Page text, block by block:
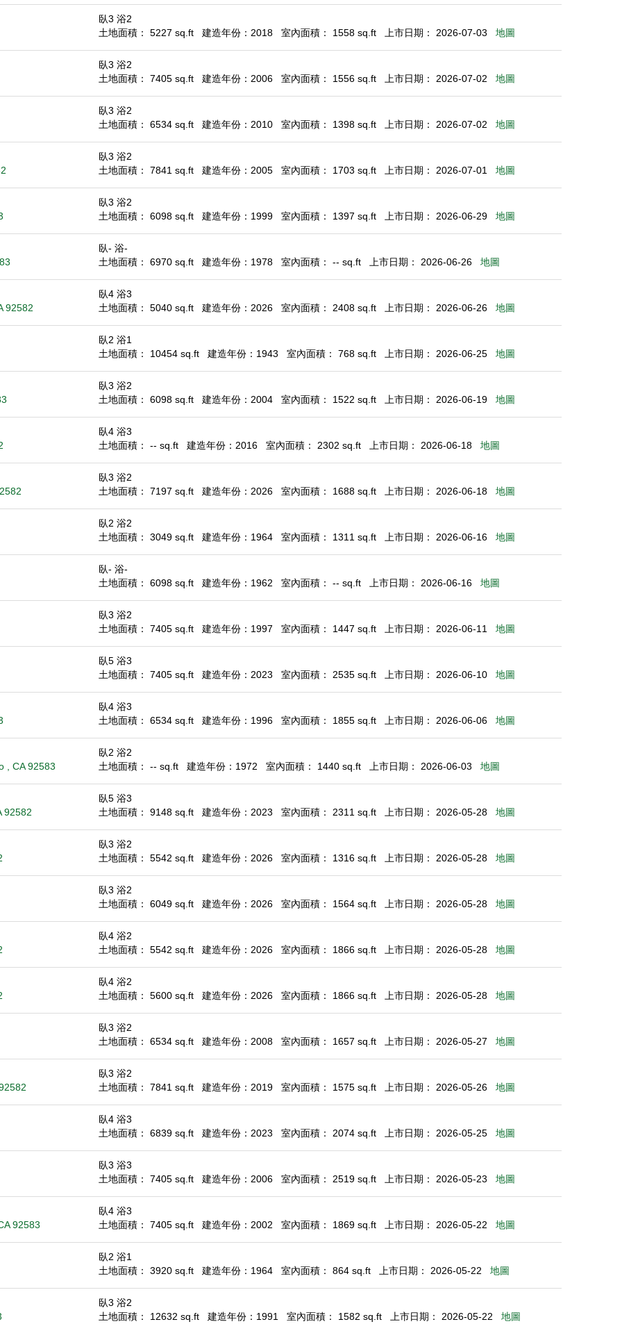
臥3 浴2
土地面積： 5227 sq.ft
建造年份：2018 室內面積： 1558 sq.ft 上市日期： 2026-07-03 地圖
臥3 浴2
土地面積： 7405 sq.ft
建造年份：2006 室內面積： 1556 sq.ft 上市日期： 2026-07-02 地圖
臥3 浴2
土地面積： 6534 sq.ft
建造年份：2010 室內面積： 1398 sq.ft 上市日期： 2026-07-02 地圖
臥3 浴2
土地面積： 7841 sq.ft
建造年份：2005 室內面積： 1703 sq.ft 上市日期： 2026-07-01 地圖
臥3 浴2
土地面積： 6098 sq.ft
建造年份：1999 室內面積： 1397 sq.ft 上市日期： 2026-06-29 地圖
臥- 浴-
土地面積： 6970 sq.ft
建造年份：1978 室內面積： -- sq.ft 上市日期： 2026-06-26 地圖
92582
臥4 浴3
土地面積： 5040 sq.ft
建造年份：2026 室內面積： 2408 sq.ft 上市日期： 2026-06-26 地圖
臥2 浴1
土地面積： 10454 sq.ft
建造年份：1943 室內面積： 768 sq.ft 上市日期： 2026-06-25 地圖
臥3 浴2
土地面積： 6098 sq.ft
建造年份：2004 室內面積： 1522 sq.ft 上市日期： 2026-06-19 地圖
臥4 浴3
土地面積： -- sq.ft
建造年份：2016 室內面積： 2302 sq.ft 上市日期： 2026-06-18 地圖
臥3 浴2
土地面積： 7197 sq.ft
建造年份：2026 室內面積： 1688 sq.ft 上市日期： 2026-06-18 地圖
臥2 浴2
土地面積： 3049 sq.ft
建造年份：1964 室內面積： 1311 sq.ft 上市日期： 2026-06-16 地圖
臥- 浴-
土地面積： 6098 sq.ft
建造年份：1962 室內面積： -- sq.ft 上市日期： 2026-06-16 地圖
臥3 浴2
土地面積： 7405 sq.ft
建造年份：1997 室內面積： 1447 sq.ft 上市日期： 2026-06-11 地圖
臥5 浴3
土地面積： 7405 sq.ft
建造年份：2023 室內面積： 2535 sq.ft 上市日期： 2026-06-10 地圖
臥4 浴3
土地面積： 6534 sq.ft
建造年份：1996 室內面積： 1855 sq.ft 上市日期： 2026-06-06 地圖
, CA 92583
臥2 浴2
土地面積： -- sq.ft
建造年份：1972 室內面積： 1440 sq.ft 上市日期： 2026-06-03 地圖
92582
臥5 浴3
土地面積： 9148 sq.ft
建造年份：2023 室內面積： 2311 sq.ft 上市日期： 2026-05-28 地圖
臥3 浴2
土地面積： 5542 sq.ft
建造年份：2026 室內面積： 1316 sq.ft 上市日期： 2026-05-28 地圖
臥3 浴2
土地面積： 6049 sq.ft
建造年份：2026 室內面積： 1564 sq.ft 上市日期： 2026-05-28 地圖
臥4 浴2
土地面積： 5542 sq.ft
建造年份：2026 室內面積： 1866 sq.ft 上市日期： 2026-05-28 地圖
臥4 浴2
土地面積： 5600 sq.ft
建造年份：2026 室內面積： 1866 sq.ft 上市日期： 2026-05-28 地圖
臥3 浴2
土地面積： 6534 sq.ft
建造年份：2008 室內面積： 1657 sq.ft 上市日期： 2026-05-27 地圖
臥3 浴2
土地面積： 7841 sq.ft
建造年份：2019 室內面積： 1575 sq.ft 上市日期： 2026-05-26 地圖
臥4 浴3
土地面積： 6839 sq.ft
建造年份：2023 室內面積： 2074 sq.ft 上市日期： 2026-05-25 地圖
臥3 浴3
土地面積： 7405 sq.ft
建造年份：2006 室內面積： 2519 sq.ft 上市日期： 2026-05-23 地圖
92583
臥4 浴3
土地面積： 7405 sq.ft
建造年份：2002 室內面積： 1869 sq.ft 上市日期： 2026-05-22 地圖
臥2 浴1
土地面積： 3920 sq.ft
建造年份：1964 室內面積： 864 sq.ft 上市日期： 2026-05-22 地圖
臥3 浴2
土地面積： 12632 sq.ft
建造年份：1991 室內面積： 1582 sq.ft 上市日期： 2026-05-22 地圖